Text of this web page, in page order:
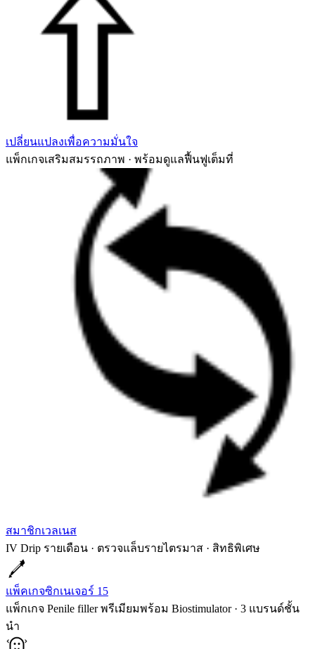
เปลี่ยนแปลงเพื่อความมั่นใจ
แพ็กเกจเสริมสมรรถภาพ · พร้อมดูแลฟื้นฟูเต็มที่
สมาชิกเวลเนส
IV Drip รายเดือน · ตรวจแล็บรายไตรมาส · สิทธิพิเศษ
แพ็คเกจซิกเนเจอร์ 15
แพ็กเกจ Penile filler พรีเมียมพร้อม Biostimulator · 3 แบรนด์ชั้น
นำ